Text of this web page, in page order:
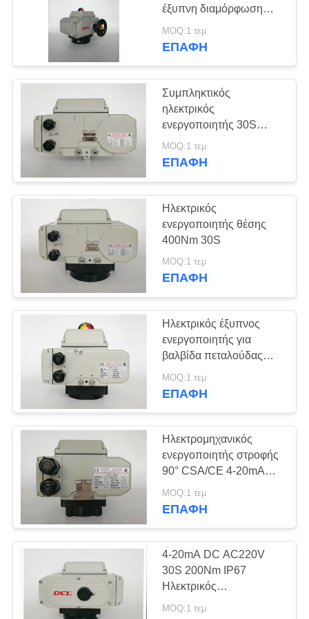
官
SITEMAP
PRIVACY
POLICY
Συμπίεστος
ενεργοποιητής
Ηλεκτρικός
ενεργοποιητής
ασφαλείας
αποτυχίας
19
Ηλεκτρική βαλβίδα
πεταλούδας
ηλεκτρική βαλβίδα
σφαίρας
έξυπνη διαμόρφωση
CSA UL 90W 45S
600Nm
MOQ:1 τεμ
ΕΠΑΦΉ
Συμπληκτικός
ηλεκτρικός
ενεργοποιητής 30S
200Nm 4-20mADC
ανθεκτικός σε έκρηξη
MOQ:1 τεμ
ΕΠΑΦΉ
Ηλεκτρικός
ενεργοποιητής θέσης
400Nm 30S
MOQ:1 τεμ
ΕΠΑΦΉ
Ηλεκτρικός έξυπνος
ενεργοποιητής για
βαλβίδα πεταλούδας
καυσίμου καυστήρα
0~90° ρυθμιζόμενος
MOQ:1 τεμ
ΕΠΑΦΉ
Ηλεκτρομηχανικός
ενεργοποιητής στροφής
90° CSA/CE 4-20mA
50Nm 20S Smart
MOQ:1 τεμ
ΕΠΑΦΉ
4-20mA DC AC220V
30S 200Nm IP67
Ηλεκτρικός
ενεργοποιητής
MOQ:1 τεμ